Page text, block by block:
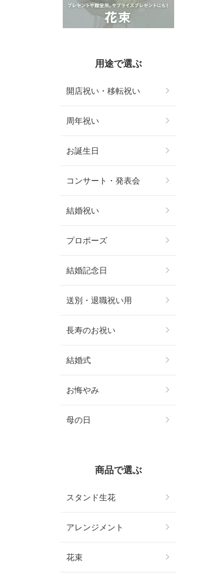
用途で選ぶ
開店祝い・移転祝い
周年祝い
お誕生日
コンサート・発表会
結婚祝い
プロポーズ
結婚記念日
送別・退職祝い用
長寿のお祝い
結婚式
お悔やみ
母の日
商品で選ぶ
スタンド生花
アレンジメント
花束